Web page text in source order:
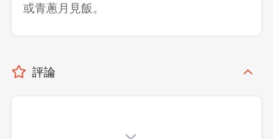
或青蔥月見飯。
評論